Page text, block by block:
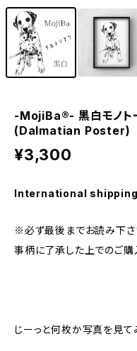
-MojiBa®︎- 黒白モノト
(Dalmatian Poster)
¥3,300
International
※必ず最後までお読み下さ
事柄に了承した上でのご購
じーっと何枚か写真を見て